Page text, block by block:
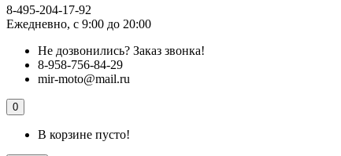
8-495-204-17-92
Ежедневно, с 9:00 до 20:00
Не дозвонились? Заказ звонка!
8-958-756-84-29
mir-moto@mail.ru
0
В корзине пусто!